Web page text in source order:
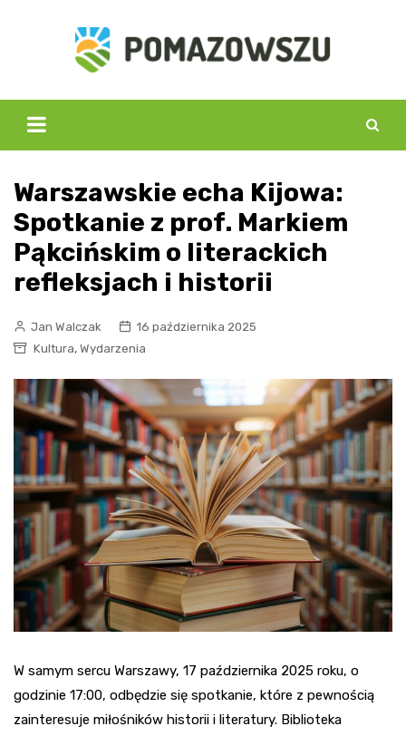
Warszawskie echa Kijowa:
Spotkanie z prof. Markiem
Pąkcińskim o literackich
refleksjach i historii
Jan Walczak
16 października 2025
Kultura, Wydarzenia
W samym sercu Warszawy, 17 października 2025 roku, o
godzinie 17:00, odbędzie się spotkanie, które z pewnością
zainteresuje miłośników historii i literatury. Biblioteka